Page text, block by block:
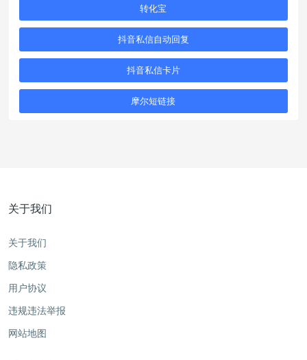
转化宝
抖音私信自动回复
抖音私信卡片
摩尔短链接
关于我们
关于我们
隐私政策
用户协议
违规违法举报
网站地图